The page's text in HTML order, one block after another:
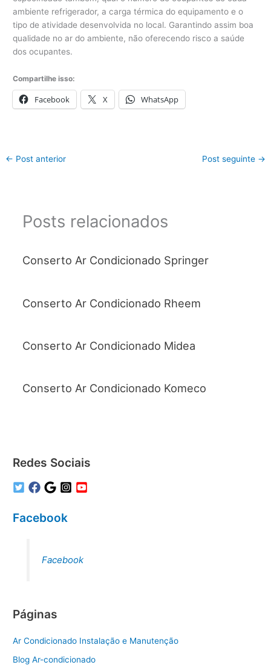
ambiente refrigerador, a carga térmica do equipamento e o
tipo de atividade desenvolvida no local. Garantindo assim boa
qualidade no ar do ambiente, não oferecendo risco a saúde
dos ocupantes.
Compartilhe isso:
Facebook X WhatsApp
← Post anterior Post seguinte →
Posts relacionados
Conserto Ar Condicionado Springer
Conserto Ar Condicionado Rheem
Conserto Ar Condicionado Midea
Conserto Ar Condicionado Komeco
Redes Sociais
Facebook
Facebook
Páginas
Ar Condicionado Instalação e Manutenção
Blog Ar-condicionado